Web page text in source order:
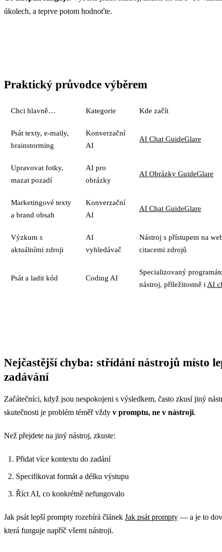
úkolech, a teprve potom hodnoťte.
Praktický průvodce výběrem
Chci hlavně… Kategorie Kde začít
Psát texty, e-maily,
brainstorming
Konverzační
AI
AI Chat GuideGlare
Upravovat fotky,
mazat pozadí
AI pro
obrázky
AI Obrázky GuideGlare
Marketingové texty
a brand obsah
Konverzační
AI
AI Chat GuideGlare
Výzkum s
aktuálními zdroji
AI
vyhledávač
Nástroj s přístupem na
citacemi zdrojů
Psát a ladit kód Coding AI
Specializovaný
nástroj, příležitostně iAI
Nejčastější chyba: střídání nástrojů místo
zadávání
Začátečníci, když jsou nespokojeni s výsledkem, často zkusí jiný
skutečnosti je problém téměř vždy v promptu, ne v nástroji.
Než přejdete na jiný nástroj, zkuste:
Přidat více kontextu do zadání
Specifikovat formát a délku výstupu
Říct AI, co konkrétně nefungovalo
Jak psát lepší prompty rozebírá článek Jak psát prompty — a je to
která funguje napříč všemi nástroji.